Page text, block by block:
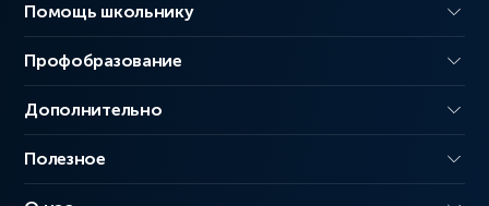
Помощь школьнику
Профобразование
Дополнительно
Полезное